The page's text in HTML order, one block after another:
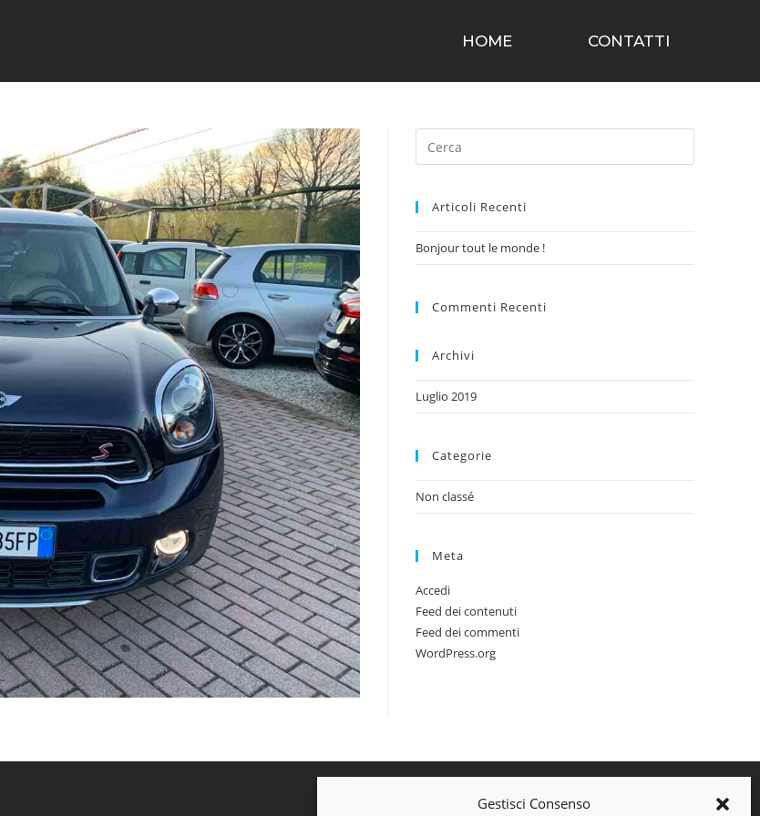
Gestisci Consenso
HOME CONTATTI
Articoli Recenti
Bonjour tout le monde !
Commenti Recenti
Archivi
Luglio 2019
Categorie
Non classé
Meta
Accedi
Feed dei contenuti
Feed dei commenti
WordPress.org